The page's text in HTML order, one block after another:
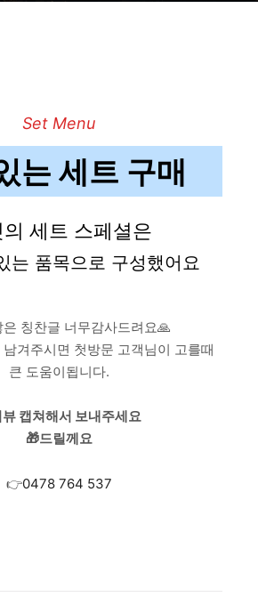
Set Menu
는 세트 구매
의 세트 스페셜은
는 품목으로 구성했어요
은 칭찬글 너무감사드려요🙏
겨주시면 첫방문 고객님이 고를때
큰 도움이됩니다.
뷰 캡쳐해서 보내주세요
🎁드릴께요
👉0478 764 537